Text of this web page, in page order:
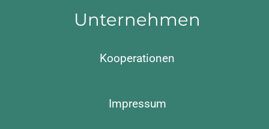
Unternehmen
Kooperationen
Impressum